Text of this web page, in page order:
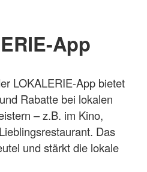
App
LOKALERIE-App bietet
Rabatte bei lokalen
– z.B. im Kino,
Das
und stärkt die lokale